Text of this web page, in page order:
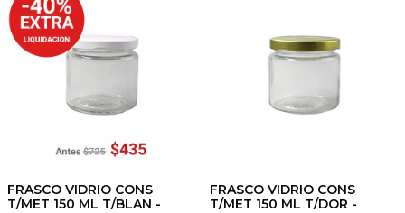
FRASCO VIDRIO CONS
T/MET 150 ML T/BLAN -
FRASCO VIDRIO CONS
T/MET 150 ML T/DOR -